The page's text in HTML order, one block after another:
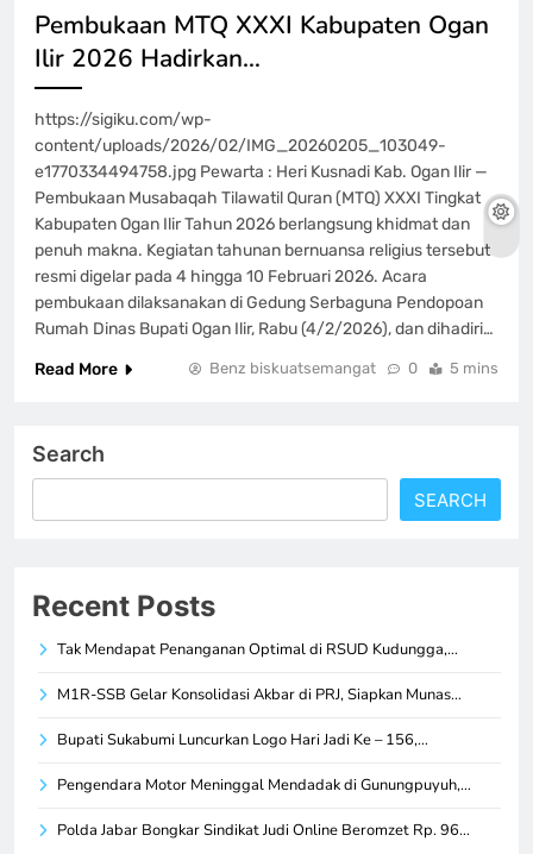
Pembukaan MTQ XXXI Kabupaten Ogan
Ilir 2026 Hadirkan…
https://sigiku.com/wp-
content/uploads/2026/02/IMG_20260205_103049-
e1770334494758.jpg Pewarta : Heri Kusnadi Kab. Ogan Ilir —
Pembukaan Musabaqah Tilawatil Quran (MTQ) XXXI Tingkat
Kabupaten Ogan Ilir Tahun 2026 berlangsung khidmat dan
penuh makna. Kegiatan tahunan bernuansa religius tersebut
resmi digelar pada 4 hingga 10 Februari 2026. Acara
pembukaan dilaksanakan di Gedung Serbaguna Pendopoan
Rumah Dinas Bupati Ogan Ilir, Rabu (4/2/2026), dan dihadiri…
Read More
Benz biskuatsemangat 0 5 mins
Search
SEARCH
Recent Posts
Tak Mendapat Penanganan Optimal di RSUD Kudungga,…
M1R-SSB Gelar Konsolidasi Akbar di PRJ, Siapkan Munas…
Bupati Sukabumi Luncurkan Logo Hari Jadi Ke – 156,…
Pengendara Motor Meninggal Mendadak di Gunungpuyuh,…
Polda Jabar Bongkar Sindikat Judi Online Beromzet Rp. 96…